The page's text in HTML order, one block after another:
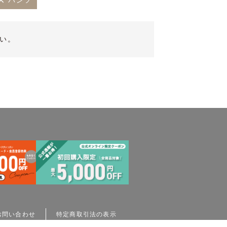
。
問い合わせ 特定商取引法の表示